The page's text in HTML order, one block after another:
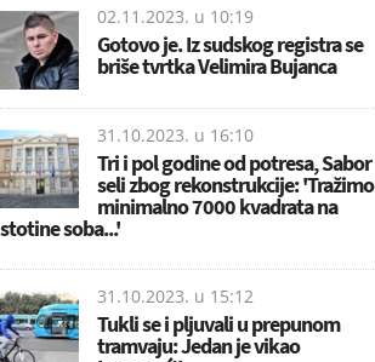
02.11.2023. u 10:19
Gotovo je. Iz sudskog registra se
briše tvrtka Velimira Bujanca
31.10.2023. u 16:10
Tri i pol godine od potresa, Sabor
seli zbog rekonstrukcije: 'Tražimo
minimalno 7000 kvadrata na
stotine soba...'
31.10.2023. u 15:12
Tukli se i pljuvali u prepunom
tramvaju: Jedan je vikao